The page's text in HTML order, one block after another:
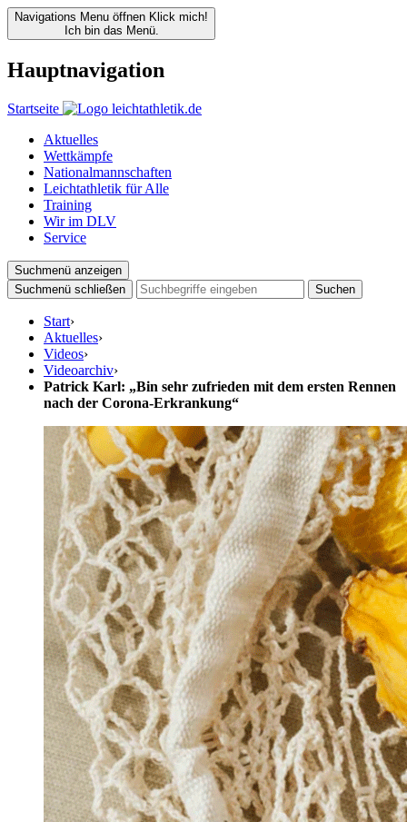
Navigations Menu öffnen Klick mich!
Ich bin das Menü.
Hauptnavigation
Startseite
Aktuelles
Wettkämpfe
Nationalmannschaften
Leichtathletik für Alle
Training
Wir im DLV
Service
Suchmenü anzeigen
Suchmenü schließen
Suchen
Start›
Aktuelles›
Videos›
Videoarchiv›
Patrick Karl: „Bin sehr zufrieden mit dem ersten Rennen
nach der Corona-Erkrankung“